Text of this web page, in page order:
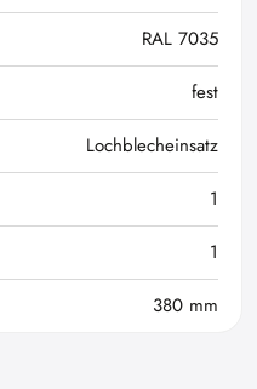
RAL 7035
fest
Lochblecheinsatz
1
1
380 mm